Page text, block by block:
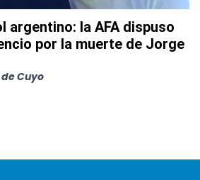
argentino: la AFA dispuso
por la muerte de Jorge
Cuyo